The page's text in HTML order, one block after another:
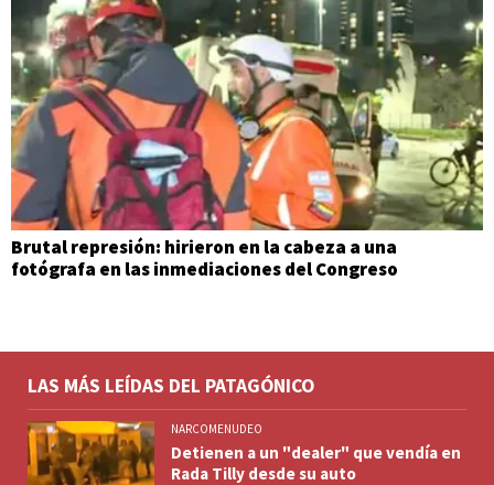
Brutal represión: hirieron en la cabeza a una
fotógrafa en las inmediaciones del Congreso
LAS MÁS LEÍDAS DEL PATAGÓNICO
NARCOMENUDEO
Detienen a un "dealer" que vendía en
Rada Tilly desde su auto